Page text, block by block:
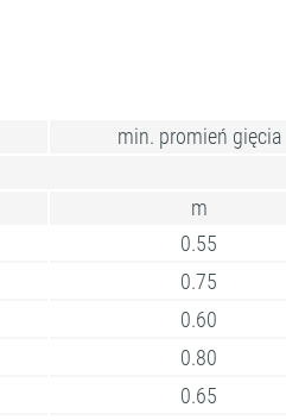
min. promień gięcia
m
0.55
0.75
0.60
0.80
0.65